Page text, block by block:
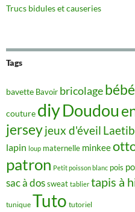
Trucs bidules et causeries
Tags
bavette Bavoir bricolagebébé
couture diyDoudou
jerseyjeux d'éveil
lapin loup maternelle minkee
patron Petit poisson blanc pois
sac à dossweat tablier tapis à
tunique Tuto tutoriel